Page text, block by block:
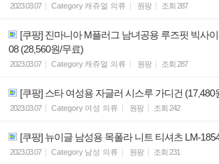
2023.03.07 Category 캐쥬얼 의류 원팡 조회 287
[쿠팡] 진마니아 M플러그 남녀공용 루즈핏 빅사
08 (28,560원/무료)
2023.03.07 Category 캐쥬얼 의류 원팡 조회 287
[쿠팡] 스타 여성용 자글러 시스루 가디건 (17,480
2023.03.07 Category 여성 의류 원팡 조회 242
[쿠팡] 뉴이글 남성용 목폴라 니트 티셔츠 LM-
2023.03.07 Category 남성 의류 원팡 조회 231